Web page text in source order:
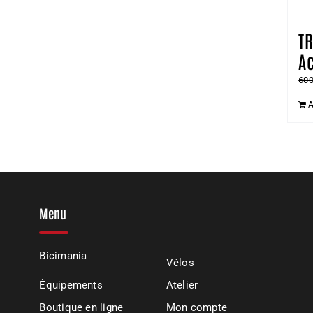
Menu
Bicimania
Vélos
Équipements
Atelier
Boutique en ligne
Mon compte